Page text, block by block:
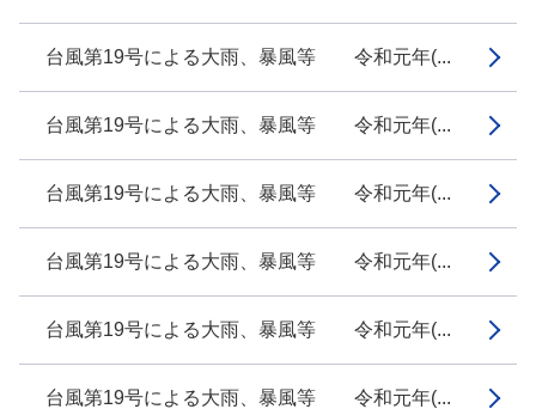
台風第19号による大雨、暴風等 令和元年(...
台風第19号による大雨、暴風等 令和元年(...
台風第19号による大雨、暴風等 令和元年(...
台風第19号による大雨、暴風等 令和元年(...
台風第19号による大雨、暴風等 令和元年(...
台風第19号による大雨、暴風等 令和元年(...